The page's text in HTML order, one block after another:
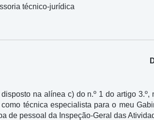
técnico-jurídica
na alínea c) do n.º 1 do artigo
técnica especialista para o meu
de pessoal da Inspeção-Geral das